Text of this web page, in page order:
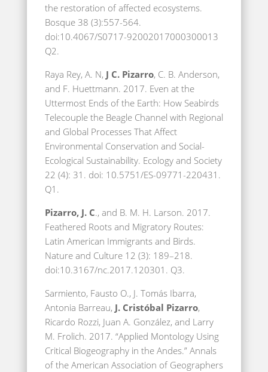
the restoration of affected ecosystems.
Bosque 38 (3):557-564.
doi:10.4067/S0717-92002017000300013
Q2.
Raya Rey, A. N, J C. Pizarro, C. B. Anderson,
and F. Huettmann. 2017. Even at the
Uttermost Ends of the Earth: How Seabirds
Telecouple the Beagle Channel with Regional
and Global Processes That Affect
Environmental Conservation and Social-
Ecological Sustainability. Ecology and Society
22 (4): 31. doi: 10.5751/ES-09771-220431.
Q1.
Pizarro, J. C., and B. M. H. Larson. 2017.
Feathered Roots and Migratory Routes:
Latin American Immigrants and Birds.
Nature and Culture 12 (3): 189–218.
doi:10.3167/nc.2017.120301. Q3.
Sarmiento, Fausto O., J. Tomás Ibarra,
Antonia Barreau, J. Cristóbal Pizarro,
Ricardo Rozzi, Juan A. González, and Larry
M. Frolich. 2017. “Applied Montology Using
Critical Biogeography in the Andes.” Annals
of the American Association of Geographers